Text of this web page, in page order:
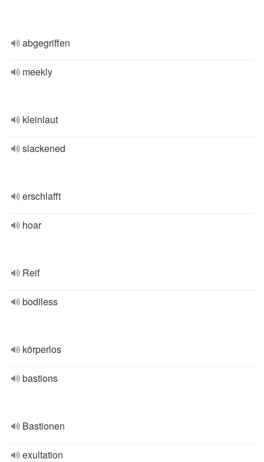
abgegriffen
meekly
kleinlaut
slackened
erschlafft
hoar
Reif
bodiless
körperlos
bastions
Bastionen
exultation